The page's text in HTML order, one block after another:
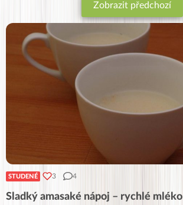
Zobrazit předchozí
STUDENÉ 3 4
Sladký amasaké nápoj – rychlé mléko